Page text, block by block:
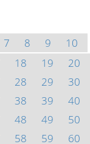
7 8 9
10
18 19
20
28 29
30
38 39
40
48 49
50
58 59
60